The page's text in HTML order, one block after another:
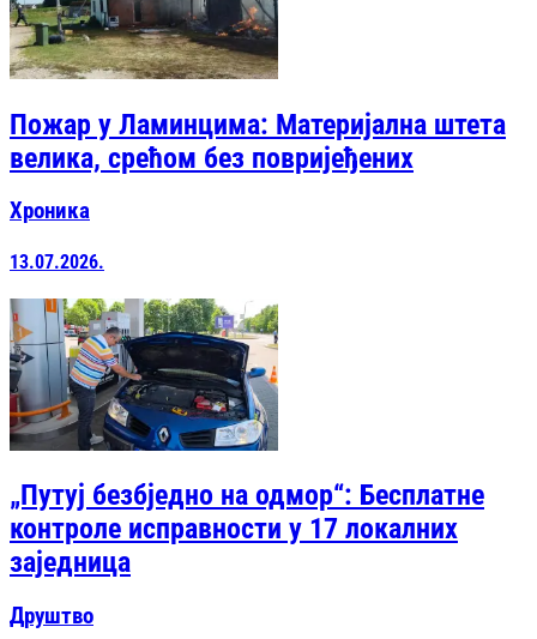
Пожар у Ламинцима: Материјална штета
велика, срећом без повријеђених
Хроника
13.07.2026.
„Путуј безбједно на одмор“: Бесплатне
контроле исправности у 17 локалних
заједница
Друштво